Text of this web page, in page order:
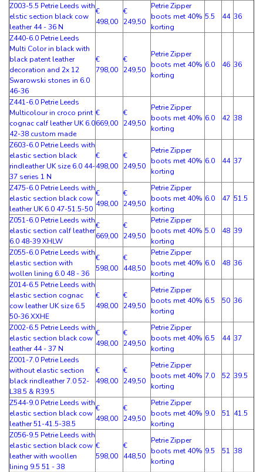
Z003-5.5 Petrie Leeds with
elstic section black cow
leather 44 - 36 N
€
498,00
€
249,50
Petrie Zipper
boots met 40%
korting
5.5 44 36
Z440-6.0 Petrie Leeds
Multi Color in black with
black patent leather
decoration and 2x 12
Swarowski stones in 6.0
46-36
€
798,00
€
249,50
Petrie Zipper
boots met 40%
korting
6.0 46 36
Z441-6.0 Petrie Leeds
Multicolour in croco print
cognac calf leather UK 6.0
42-38 custom made
€
669,00
€
249,50
Petrie Zipper
boots met 40%
korting
6.0 42 38
Z603-6.0 Petrie Leeds with
elastic section black
rindleather UK size 6.0 44-
37 series 1 N
€
498,00
€
249,50
Petrie Zipper
boots met 40%
korting
6.0 44 37
Z475-6.0 Petrie Leeds with
elastic section black cow
leather UK 6.0 47-51.5-50
€
498,00
€
249,50
Petrie Zipper
boots met 40%
korting
6.0 47 51.5
Z051-6.0 Petrie Leeds with
elastic section calf leather
6.0 48-39 XHLW
€
669,00
€
249,50
Petrie Zipper
boots met 40%
korting
5.0 48 39
Z055-6.0 Petrie Leeds with
elastic section with
wollen lining 6.0 48 - 36
€
598,00
€
448,50
Petrie Zipper
boots met 40%
korting
6.0 48 36
Z014-6.5 Petrie Leeds with
elastic section cognac
cow leather UK size 6.5
50-36 XXHE
€
498,00
€
249,50
Petrie Zipper
boots met 40%
korting
6.5 50 36
Z002-6.5 Petrie Leeds with
elastic section black cow
leather 44 - 37 N
€
498,00
€
249,50
Petrie Zipper
boots met 40%
korting
6.5 44 37
Z001-7.0 Petrie Leeds
without elastic section
black rindleather 7.0 52-
L38.5 & R39.5
€
498,00
€
249,50
Petrie Zipper
boots met 40%
korting
7.0 52 39.5
Z544-9.0 Petrie Leeds with
elastic section black cow
leather 51-41.5-38.5
€
498,00
€
249,50
Petrie Zipper
boots met 40%
korting
9.0 51 41.5
Z056-9.5 Petrie Leeds with
elastic section black cow
leather with woollen
lining 9.5 51 - 38
€
598,00
€
448,50
Petrie Zipper
boots met 40%
korting
9.5 51 38